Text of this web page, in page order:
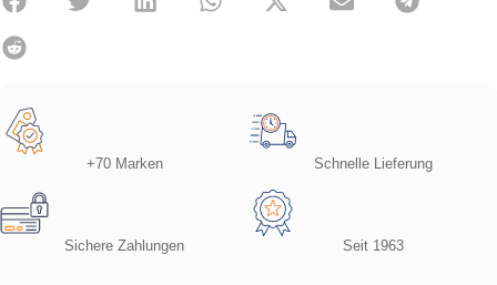
+70 Marken Schnelle Lieferung
Sichere Zahlungen Seit 1963